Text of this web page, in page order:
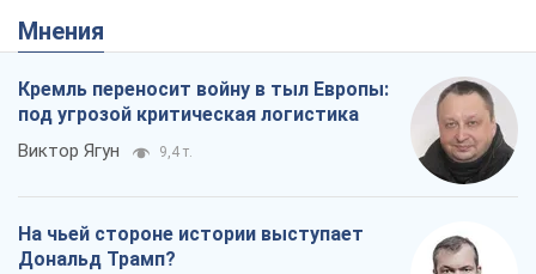
Мнения
Кремль переносит войну в тыл Европы:
под угрозой критическая логистика
Виктор Ягун 9,4 т.
На чьей стороне истории выступает
Дональд Трамп?